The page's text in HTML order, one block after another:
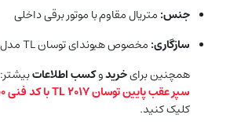
جنس: متریال مقاوم با موتور برقی داخلی
سازگاری: مخصوص هیوندای توسان TL مدل 2017
همچنین برایخریدوکسب اطلاعاتبیشتر:
سپر عقب پایین توسان TL 2017 با کد فنی 86612D7100
کلیک کنید.